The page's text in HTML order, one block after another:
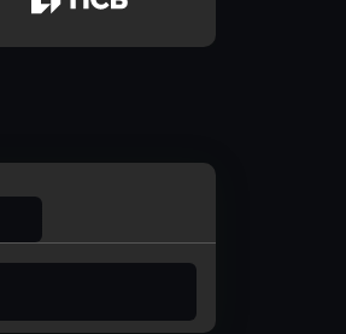
в Ренессанс Банк